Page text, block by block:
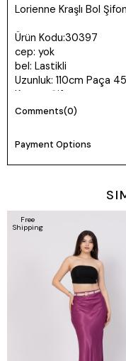
Lorienne Kraşlı Bol
Ürün Kodu:30397
cep: yok
bel: Lastikli
Uzunluk: 110cm Paça
Kumaş: Şifon
👉Prova Ürün Bilgileri:
Prova ürün bedeni: S/
🌸Beden seçimi
Daha rahat kalıp
Ürün Beden Ölçü
36/S Beden Göğüs:
38/M Beden Göğüs:
40/L Beden Göğüs:
42/XL Beden Göğüs:
44/XXL Beden Göğüs:
Comments(0)
Payment Options
Free
Shipping